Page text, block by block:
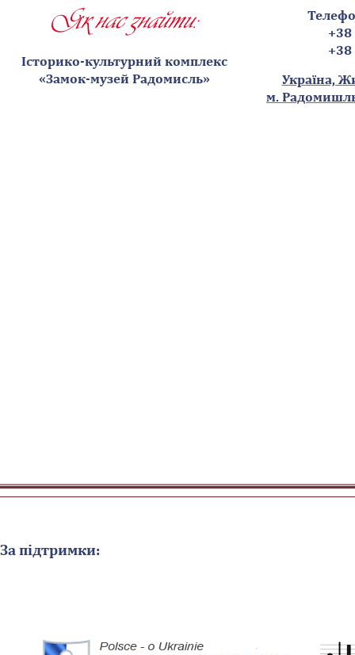
Як нас знайти:
Історико-культурний комплекс
«Замок-музей Радомисль»
Україна,
м.
За підтримки: